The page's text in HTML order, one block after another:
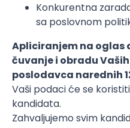
Konkurentna
sa poslovnom
Apliciranjem na oglas
čuvanje i obradu
poslodavca narednih
Vaši podaci će se
kandidata.
Zahvaljujemo svim